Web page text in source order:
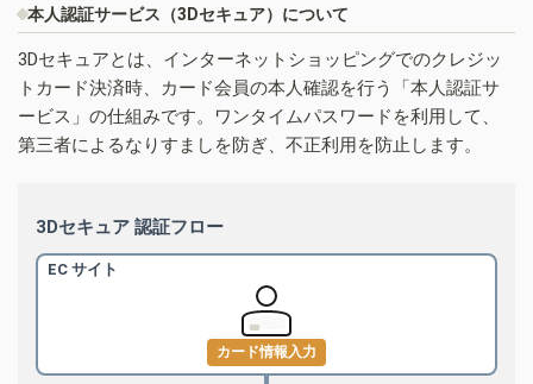
本人認証サービス（3Dセキュア）について
3Dセキュアとは、インターネットショッピングでのクレジッ
トカード決済時、カード会員の本人確認を行う「本人認証サ
ービス」の仕組みです。ワンタイムパスワードを利用して、
第三者によるなりすましを防ぎ、不正利用を防止します。
3Dセキュア 認証フロー
EC サイト
カード情報入力